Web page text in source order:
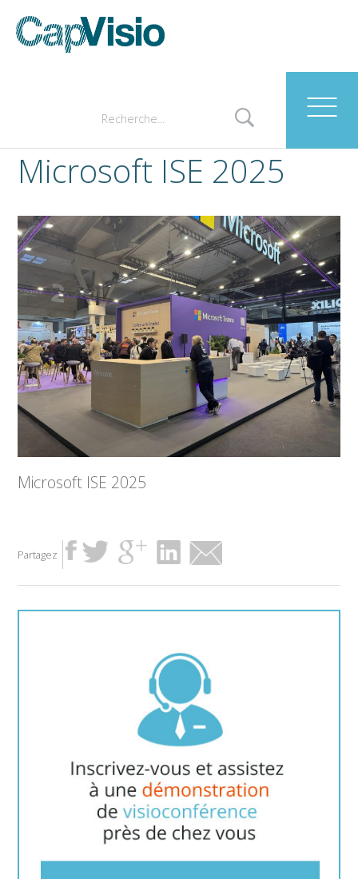
Microsoft ISE 2025
Microsoft ISE 2025
Partagez